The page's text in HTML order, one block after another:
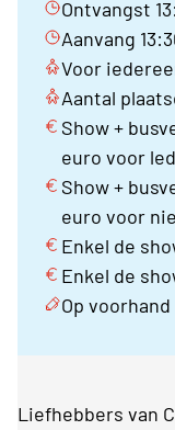
Ontvangst
Aanvang
Voor
Aantal
Show +
euro voor
Show +
euro voor
Enkel de
Enkel de
Op
Liefhebbers van